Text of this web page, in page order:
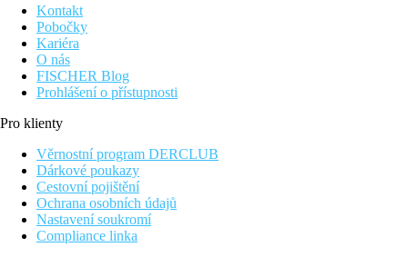
Kontakt
Pobočky
Kariéra
O nás
FISCHER Blog
Prohlášení o přístupnosti
Pro klienty
Věrnostní program DERCLUB
Dárkové poukazy
Cestovní pojištění
Ochrana osobních údajů
Nastavení soukromí
Compliance linka